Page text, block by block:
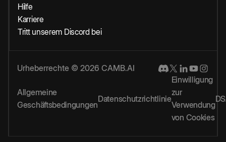
Hilfe
Karriere
Tritt unserem Discord bei
Urheberrechte © 2026 CAMB.AI
Allgemeine
Geschäftsbedingungen
Datenschutzrichtlinie
Einwilligung
zur
Verwendung
von Cookies